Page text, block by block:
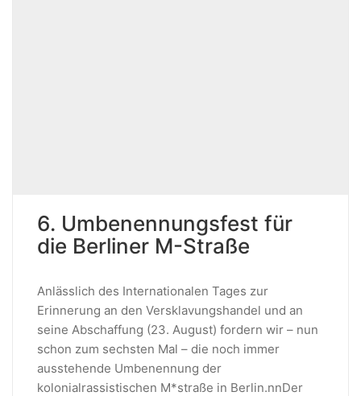
6. Umbenennungsfest für
die Berliner M-Straße
Anlässlich des Internationalen Tages zur
Erinnerung an den Versklavungshandel und an
seine Abschaffung (23. August) fordern wir – nun
schon zum sechsten Mal – die noch immer
ausstehende Umbenennung der
kolonialrassistischen M*straße in Berlin.nnDer